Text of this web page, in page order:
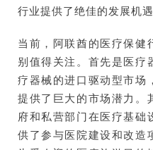
行业提供了绝佳的发展机遇
当前，阿联酋的医疗保健
别值得关注。首先是医疗
疗器械的进口驱动型市场
提供了巨大的市场潜力。
府和私营部门在医疗基础
供了参与医院建设和改造